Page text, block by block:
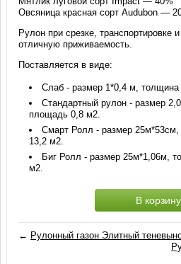
Овсяница красная сорт Audubon —
Рулон при срезке, транспортировке
отличную приживаемость.
Поставляется в виде:
Слаб - размер 1*0,4 м,
Стандартный рулон - размер
площадь 0,8 м2.
Смарт Ролл - размер
13,2 м2.
Биг Ролл - размер 25м*1,06м,
м2.
В корзину
← Рулонный газон Элитный